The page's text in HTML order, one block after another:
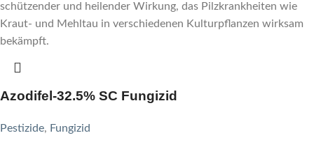
Azodifel-32.5% SC Fungizid
Pestizide, Fungizid